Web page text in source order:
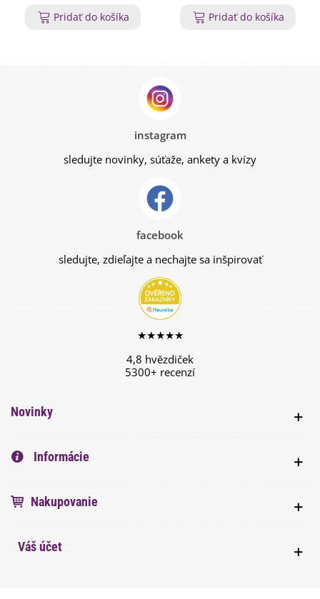
Pridať do košíka
Pridať do košíka
instagram
sledujte novinky, súťaže, ankety a kvízy
facebook
sledujte, zdieľajte a nechajte sa inšpirovať
★★★★★
4,8 hvězdiček
5300+ recenzí
Novinky
Informácie
Nakupovanie
Váš účet